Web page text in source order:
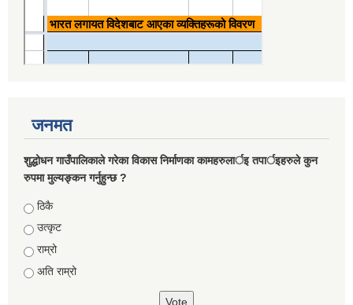
जनमत
शुद्धोधन गाउँपालिकाले गरेका विकास निर्माणका कामहरुलार्इ तपार्इहरुले कुन
रुपमा मुल्यङ्कन गर्नुहुन्छ ?
Choices
ठिकै
उत्कृट
राम्रो
अति राम्रो